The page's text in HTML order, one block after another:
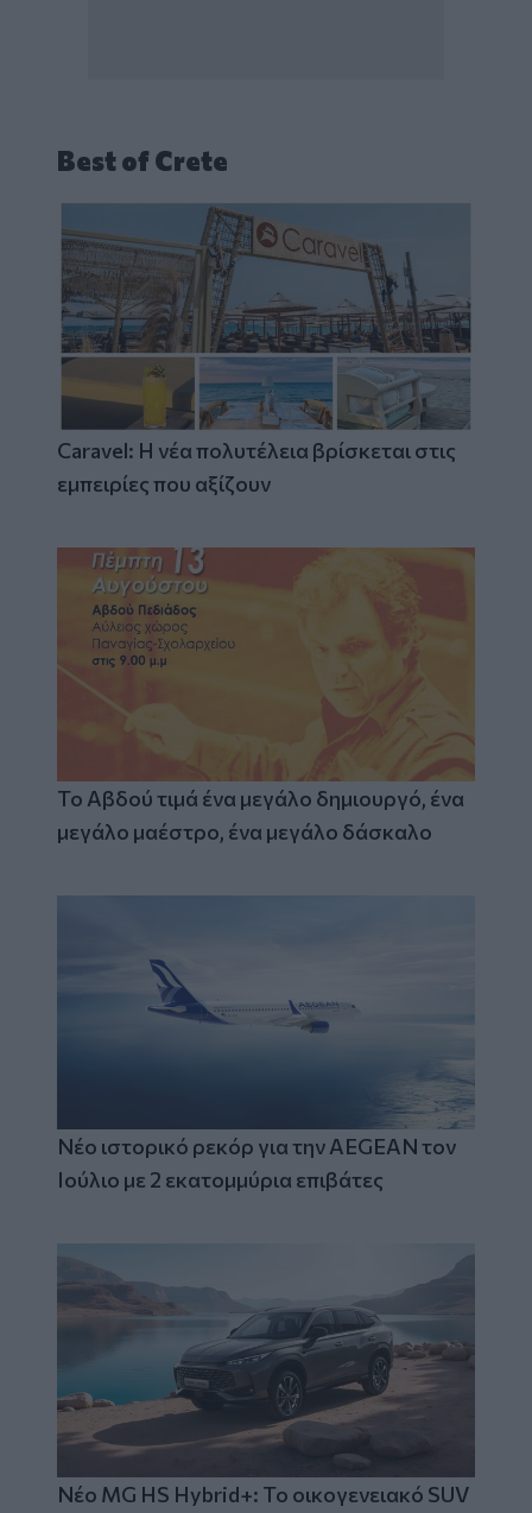
Best of Crete
Caravel: Η νέα πολυτέλεια βρίσκεται στις
εμπειρίες που αξίζουν
Το Αβδού τιμά ένα μεγάλο δημιουργό, ένα
μεγάλο μαέστρο, ένα μεγάλο δάσκαλο
Νέο ιστορικό ρεκόρ για την AEGEAN τον
Ιούλιο με 2 εκατομμύρια επιβάτες
Νέο MG HS Hybrid+: Το οικογενειακό SUV